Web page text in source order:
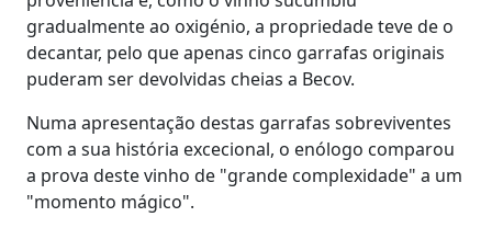
gradualmente ao oxigénio, a propriedade teve de o
decantar, pelo que apenas cinco garrafas originais
puderam ser devolvidas cheias a Becov.
Numa apresentação destas garrafas sobreviventes
com a sua história excecional, o enólogo comparou
a prova deste vinho de "grande complexidade" a um
"momento mágico".